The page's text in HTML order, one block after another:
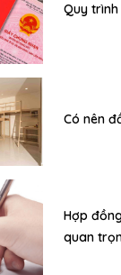
Quy
Có nên
Hợp
quan